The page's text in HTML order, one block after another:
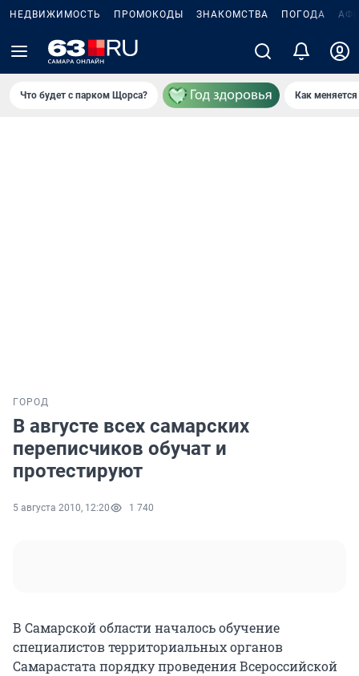
НЕДВИЖИМОСТЬ ПРОМОКОДЫ ЗНАКОМСТВА ПОГОДА
Что будет с парком Щорса? Как
ГОРОД
В августе всех самарских
переписчиков обучат и
протестируют
5 августа 2010, 12:20 1 740
В Самарской области началось обучение
специалистов территориальных органов
Самарастата порядку проведения Всероссийской